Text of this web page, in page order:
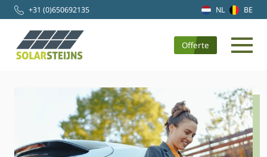
+31 (0)650692135 NL BE
Offerte